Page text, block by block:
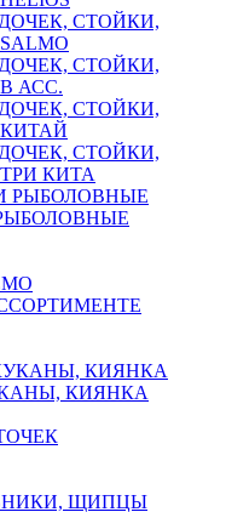
СТОЙКИ,
СТОЙКИ,
АСС.
СТОЙКИ,
СТОЙКИ,
КИТА
КИЯНКА